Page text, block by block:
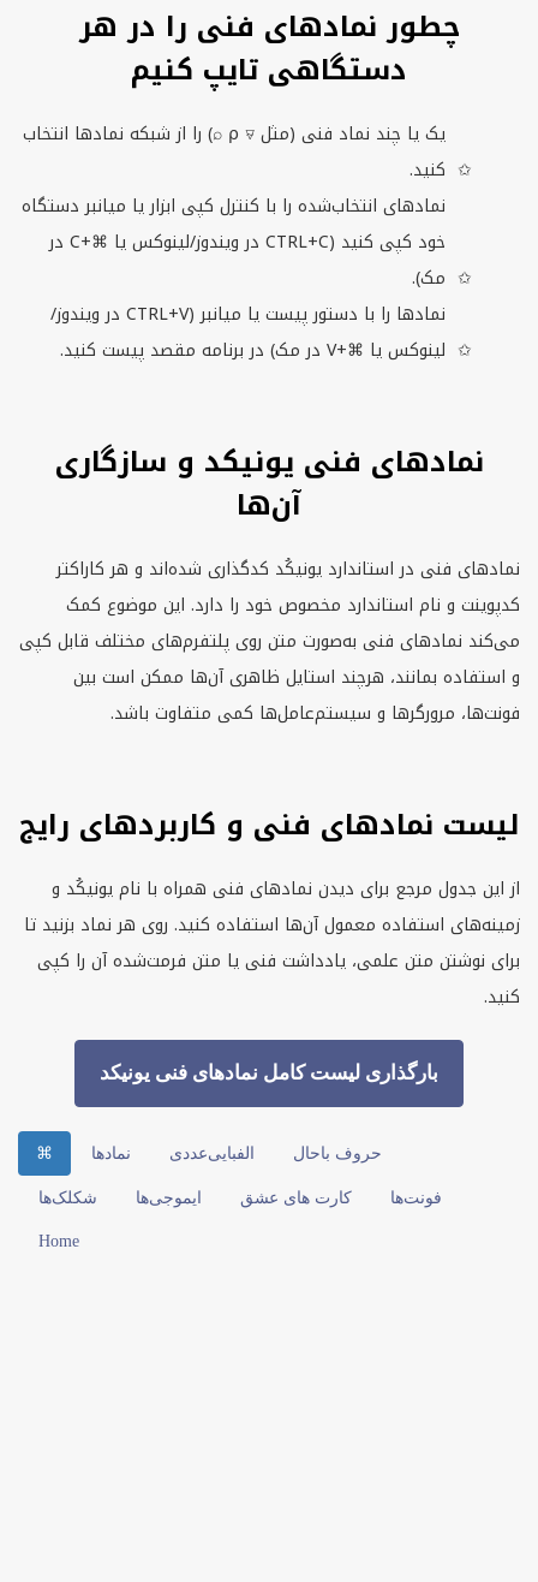
چطور نمادهای فنی را در هر
دستگاهی تایپ کنیم
یک یا چند نماد فنی (مثل ⍴ ⍫ ⌕) را از شبکه نمادها انتخاب
کنید.
نمادهای انتخاب‌شده را با کنترل کپی ابزار یا میانبر دستگاه
خود کپی کنید (CTRL+C در ویندوز/لینوکس یا ⌘+C در
مک).
نمادها را با دستور پیست یا میانبر (CTRL+V در ویندوز/
لینوکس یا ⌘+V در مک) در برنامه مقصد پیست کنید.
نمادهای فنی یونیكد و سازگاری
آن‌ها
نمادهای فنی در استاندارد یونیكُد کدگذاری شده‌اند و هر کاراکتر
کدپوینت و نام استاندارد مخصوص خود را دارد. این موضوع کمک
می‌کند نمادهای فنی به‌صورت متن روی پلتفرم‌های مختلف قابل کپی
و استفاده بمانند، هرچند استایل ظاهری آن‌ها ممکن است بین
فونت‌ها، مرورگرها و سیستم‌عامل‌ها کمی متفاوت باشد.
لیست نمادهای فنی و کاربردهای رایج
از این جدول مرجع برای دیدن نمادهای فنی همراه با نام یونیكُد و
زمینه‌های استفاده معمول آن‌ها استفاده کنید. روی هر نماد بزنید تا
برای نوشتن متن علمی، یادداشت فنی یا متن فرمت‌شده آن را کپی
کنید.
بارگذاری لیست کامل نمادهای فنی یونیكد
⌘ نمادها الفبایی‌عددی حروف باحال
شکلک‌ها ایموجی‌ها کارت های عشق فونت‌ها
Home